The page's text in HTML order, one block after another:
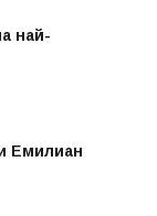
най-
Емилиан